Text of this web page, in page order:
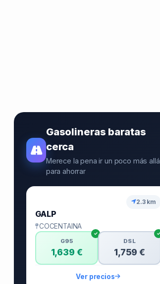
Gasolineras baratas
cerca
Merece la pena ir un poco más allá
para ahorrar
2.3 km
GALP
COCENTAINA
G95
1,639 €
DSL
1,759 €
Ver precios